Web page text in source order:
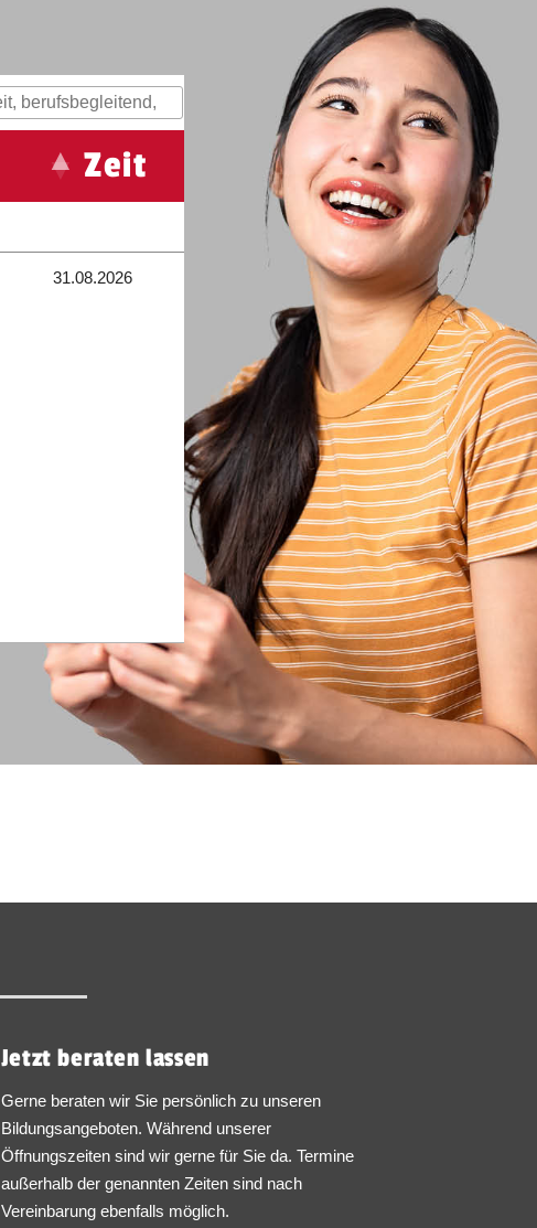
Zeit
31.08.2026
Jetzt beraten lassen
Gerne beraten wir Sie persönlich zu unseren
Bildungsangeboten. Während unserer
Öffnungszeiten sind wir gerne für Sie da. Termine
außerhalb der genannten Zeiten sind nach
Vereinbarung ebenfalls möglich.